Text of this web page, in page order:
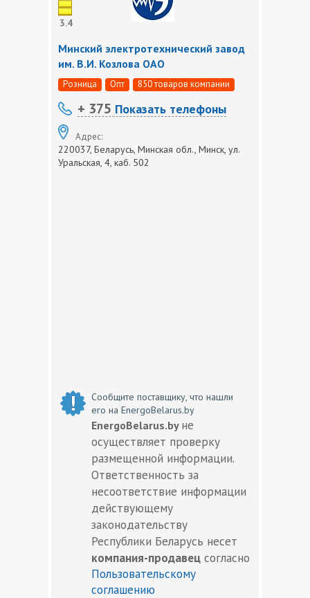
3.4
Минский электротехнический завод
им. В.И. Козлова ОАО
Розница Опт 850 товаров компании
+ 375 Показать телефоны
Адрес:
220037, Беларусь, Минская обл., Минск, ул.
Уральская, 4, каб. 502
Сообщите поставщику, что нашли
его на EnergoBelarus.by
EnergoBelarus.by не
осуществляет проверку
размещенной информации.
Ответственность за
несоответствие информации
действующему
законодательству
Республики Беларусь несет
компания-продавец согласно
Пользовательскому
соглашению